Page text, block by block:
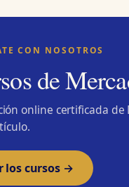
CON NOSOTROS
de
online certificada
los cursos →